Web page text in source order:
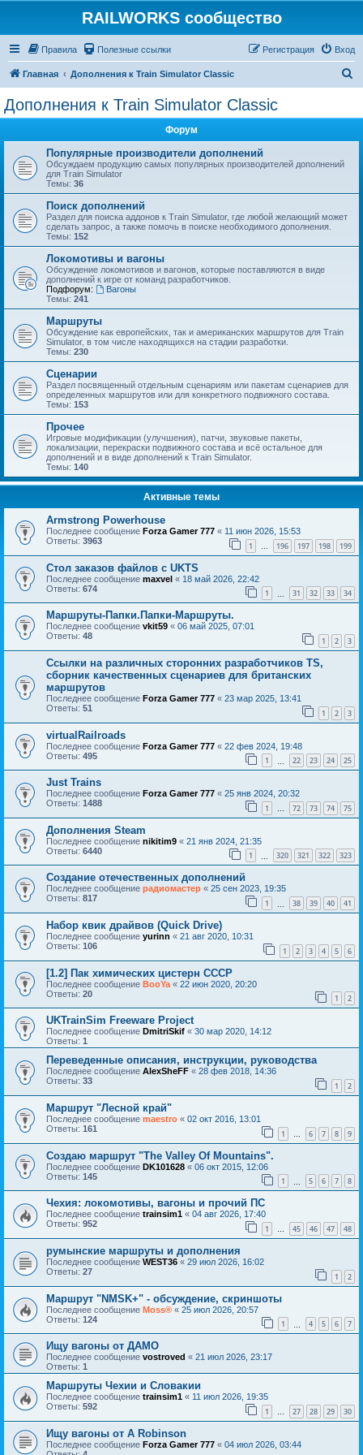
RAILWORKS сообщество
Правила Полезные ссылки Вход
Регистрация
Главная Дополнения к Train Simulator Classic
Дополнения к Train Simulator Classic
Форум
Популярные производители дополнений
Обсуждаем продукцию самых популярных производителей дополнений
для Train Simulator
Темы: 36
Поиск дополнений
Раздел для поиска аддонов к Train Simulator, где любой желающий может
сделать запрос, а также помочь в поиске необходимого дополнения.
Темы: 152
Локомотивы и вагоны
Обсуждение локомотивов и вагонов, которые поставляются в виде
дополнений к игре от команд разработчиков.
Подфорум:
Вагоны
Темы: 241
Маршруты
Обсуждение как европейских, так и американских маршрутов для Train
Simulator, в том числе находящихся на стадии разработки.
Темы: 230
Сценарии
Раздел посвященный отдельным сценариям или пакетам сценариев для
определенных маршрутов или для конкретного подвижного состава.
Темы: 153
Прочее
Игровые модификации (улучшения), патчи, звуковые пакеты,
локализации, перекраски подвижного состава и всё остальное для
дополнений и в виде дополнений к Train Simulator.
Темы: 140
Активные темы
Armstrong Powerhouse
Последнее сообщение Forza Gamer 777 « 11 июн 2026, 15:53
Ответы: 3963 1 … 196 197 198 199
Стол заказов файлов с UKTS
Последнее сообщение maxvel « 18 май 2026, 22:42
Ответы: 674 1 31 32 33 34
Маршруты-Папки.Папки-Маршруты.
Последнее сообщение vkit59 « 06 май 2025, 07:01
Ответы: 48 1 2 3
Ссылки на различных сторонних разработчиков TS,
сборник качественных сценариев для британских
маршрутов
Последнее сообщение Forza Gamer 777 « 23 мар 2025, 13:41
Ответы: 51 1 2 3
virtualRailroads
Последнее сообщение Forza Gamer 777 « 22 фев 2024, 19:48
Ответы: 495 1 22 23 24 25
Just Trains
Последнее сообщение Forza Gamer 777 « 25 янв 2024, 20:32
Ответы: 1488 1 … 72 73 74 75
Дополнения Steam
Последнее сообщение nikitim9 « 21 янв 2024, 21:35
Ответы: 6440 1 320 321 322 323
Создание отечественных дополнений
Последнее сообщение радиомастер « 25 сен 2023, 19:35
Ответы: 817 1 38 39 40 41
Набор квик драйвов (Quick Drive)
Последнее сообщение yurinn « 21 авг 2020, 10:31
Ответы: 106 1 2 3 4 5 6
[1.2] Пак химических цистерн СССР
Последнее сообщение BooYa « 22 июн 2020, 20:20
Ответы: 20 1 2
UKTrainSim Freeware Project
Последнее сообщение DmitriSkif « 30 мар 2020, 14:12
Ответы: 1
Переведенные описания, инструкции, руководства
Последнее сообщение AlexSheFF « 28 фев 2018, 14:36
Ответы: 33 1 2
Маршрут "Лесной край"
Последнее сообщение maestro « 02 окт 2016, 13:01
Ответы: 161 1 … 6 7 8 9
Создаю маршрут "The Valley Of Mountains".
Последнее сообщение DK101628 « 06 окт 2015, 12:06
Ответы: 145 1 5 6 7 8
Чехия: локомотивы, вагоны и прочий ПС
Последнее сообщение trainsim1 « 04 авг 2026, 17:40
Ответы: 952 1 … 45 46 47 48
румынские маршруты и дополнения
Последнее сообщение WEST36 « 29 июл 2026, 16:02
Ответы: 27 1 2
Маршрут "NMSK+" - обсуждение, скриншоты
Последнее сообщение Moss® « 25 июл 2026, 20:57
Ответы: 124 1 4 5 6 7
Ищу вагоны от ДАМО
Последнее сообщение vostroved « 21 июл 2026, 23:17
Ответы: 1
Маршруты Чехии и Словакии
Последнее сообщение trainsim1 « 11 июл 2026, 19:35
Ответы: 592 1 … 27 28 29 30
Ищу вагоны от A Robinson
Последнее сообщение Forza Gamer 777 « 04 июл 2026, 03:44